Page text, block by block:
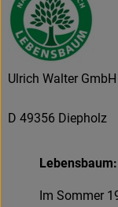
Ulrich Walter GmbH
D 49356 Diepholz
Im Sommer